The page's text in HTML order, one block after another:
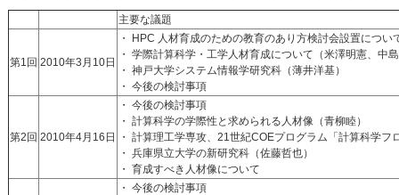
主要な議題
第1回 2010年3月10日
・ HPC 人材育成のための教育のあり方検討会設置につい
・ 学際計算科学・工学人材育成について（米澤明憲、中
・ 神戸大学システム情報学研究科（薄井洋基）
・ 今後の検討事項
第2回 2010年4月16日
・ 今後の検討事項
・ 計算科学の学際性と求められる人材像（青柳睦）
・ 計算理工学専攻、21世紀COEプログラム「計算科学
・ 兵庫県立大学の新研究科（佐藤哲也）
・ 育成すべき人材像について
・ 今後の検討事項